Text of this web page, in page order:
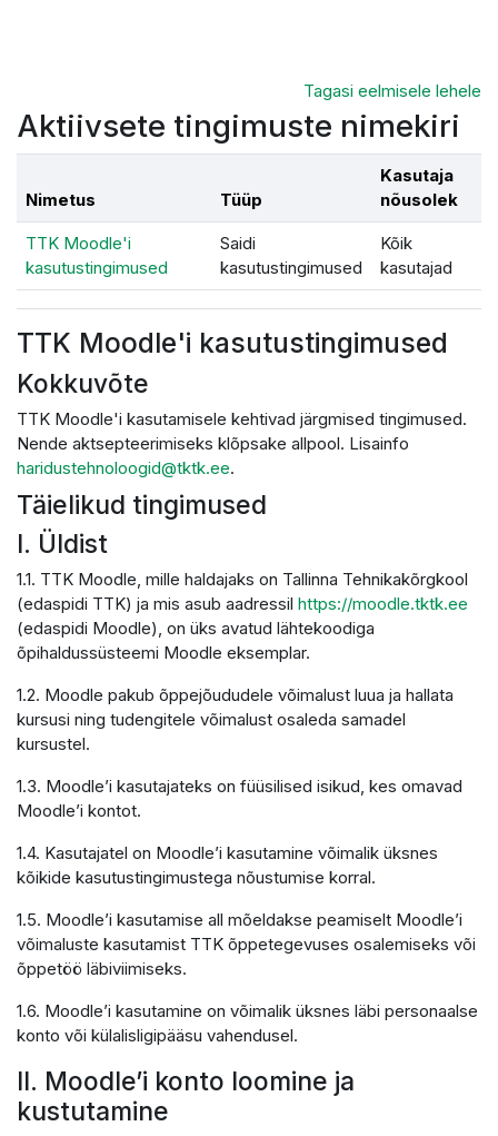
Tagasi eelmisele lehele
Aktiivsete tingimuste nimekiri
Nimetus Tüüp
Kasutaja
nõusolek
TTK Moodle'i
kasutustingimused
Saidi
kasutustingimused
Kõik
kasutajad
TTK Moodle'i kasutustingimused
Kokkuvõte
TTK Moodle'i kasutamisele kehtivad järgmised tingimused.
Nende aktsepteerimiseks klõpsake allpool. Lisainfo
haridustehnoloogid@tktk.ee.
Täielikud tingimused
I. Üldist
1.1. TTK Moodle, mille haldajaks on Tallinna Tehnikakõrgkool
(edaspidi TTK) ja mis asub aadressil https://moodle.tktk.ee
(edaspidi Moodle), on üks avatud lähtekoodiga
õpihaldussüsteemi Moodle eksemplar.
1.2. Moodle pakub õppejõududele võimalust luua ja hallata
kursusi ning tudengitele võimalust osaleda samadel
kursustel.
1.3. Moodle’i kasutajateks on füüsilised isikud, kes omavad
Moodle’i kontot.
1.4. Kasutajatel on Moodle’i kasutamine võimalik üksnes
kõikide kasutustingimustega nõustumise korral.
1.5. Moodle’i kasutamise all mõeldakse peamiselt Moodle’i
võimaluste kasutamist TTK õppetegevuses osalemiseks või
õppetöö läbiviimiseks.
1.6. Moodle’i kasutamine on võimalik üksnes läbi personaalse
konto või külalisligipääsu vahendusel.
II. Moodle’i konto loomine ja
kustutamine